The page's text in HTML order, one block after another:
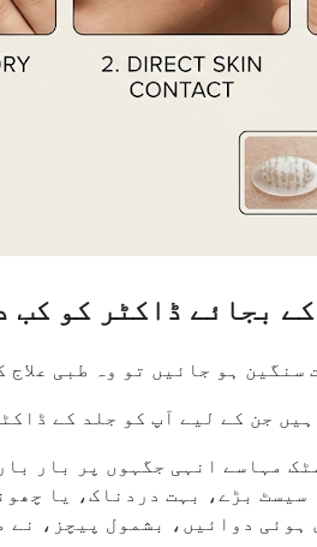
بجائے ڈاکٹر کو کب
ہو جائیں تو وہ طبی علاج
مہاسے انہی جگہوں پر بار
سیسٹ بڑے، بہت دردناک، یا
دوائیں، بشمول پیچز، نے